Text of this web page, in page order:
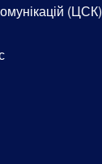
(ЦСК)